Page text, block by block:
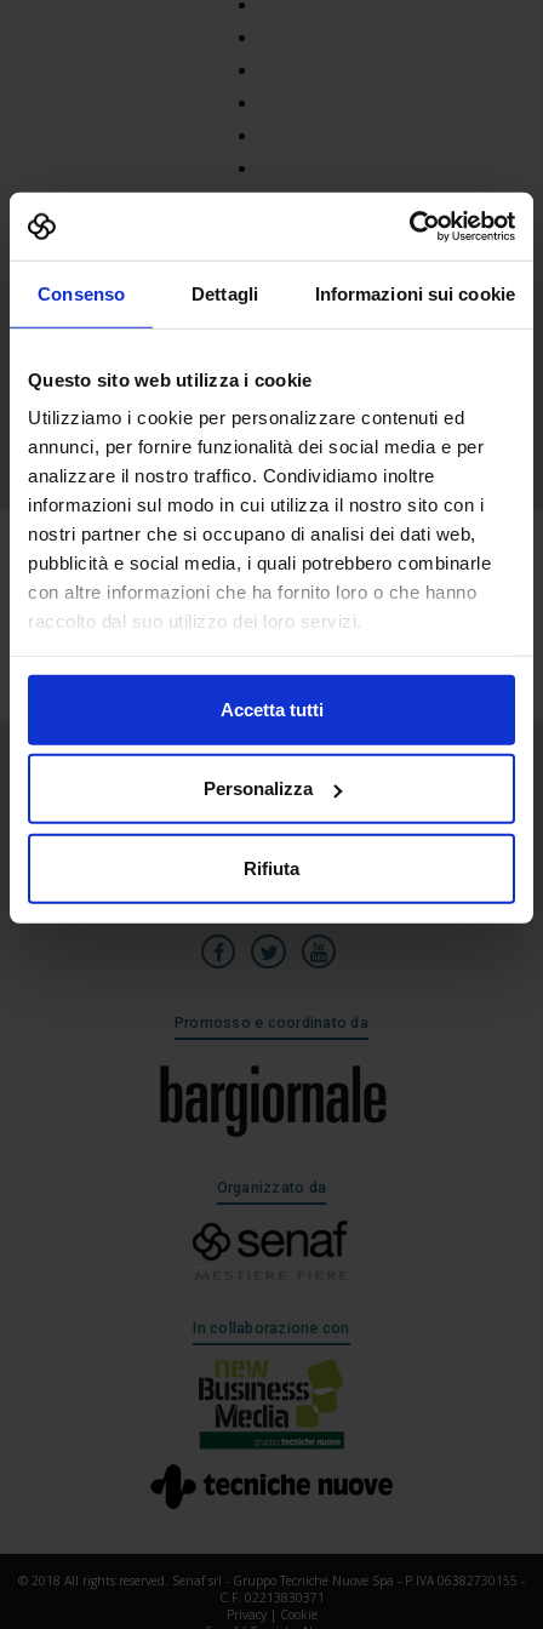
Consenso Dettagli Informazioni sui cookie
Questo sito web utilizza i cookie
Utilizziamo i cookie per personalizzare contenuti ed
annunci, per fornire funzionalità dei social media e per
analizzare il nostro traffico. Condividiamo inoltre
informazioni sul modo in cui utilizza il nostro sito con i
nostri partner che si occupano di analisi dei dati web,
pubblicità e social media, i quali potrebbero combinarle
con altre informazioni che ha fornito loro o che hanno
raccolto dal suo utilizzo dei loro servizi.
Accetta tutti
Personalizza
Rifiuta
2
Giu
Senaf srl
Via Eritrea 21/A
20157 | Milano | Italia
Promosso e coordinato da
Organizzato da
In collaborazione con
© 2018 All rights reserved. Senaf srl - Gruppo Tecniche Nuove Spa - P.IVA 06382730155 -
C.F. 02213830371
Privacy| Cookie